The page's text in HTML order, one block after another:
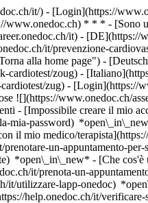
it/) - [Login](https://
www.onedoc.ch) * * * -
it) - [DE](https://
it/prevenzione-
alla home page") -
zoug) -
zug) - [Login](https://
![](https://www.onedoc.ch/
- [Impossibile creare il mio
mia-password)
il mio medico/
un-appuntamento-
*open\_in\_new* - [Che
it/prenota-un-
utilizzare-lapp-onedoc)
![Badge che indica un profilo verificato](https://www.onedoc.ch/assets/images/icons/checkmark.svg) [Medico generico](https://www.onedoc.ch/it/medico-generico/zugo) [Praxis Dr. med. Patrick Schur](https://www.onedoc.ch/it/studio-medico/zugo/e95k/praxis-dr-med-patrick-schur) Poststrasse 10 6300 Zugo ![Icona fotocamera con simbolo play che indica che il professionista offre videoconsulti](https://www.onedoc.ch/assets/images/icons/video-consultations.svg)Video-consulti disponibili ![Icona paziente con segno più che indica che il professionista accetta nuovi pazienti](https://www.onedoc.ch/assets/images/icons/new-patients.svg)Accetta nuovi pazienti [Prenota un appuntamento](https://www.onedoc.ch/it/medico-generico/zugo/pcq4p/dr-med-patrick-schur) Competenze: Prevenzione cardiovascolare | CardioCheck | CardioTest, [Ecografia addominale](https://www.onedoc.ch/it/ecografia-addominale/zugo), [Esame di idoneità alla guida LIVELLO 1](https://www.onedoc.ch/it/esame-di-idoneita-alla-guida-livello-1/zugo), [Esame di idoneità alla guida LIVELLO 2](https://www.onedoc.ch/it/esame-di-idoneita-alla-guida-livello-2/zugo), [Consigli di viaggio](https://www.onedoc.ch/it/consigli-di-viaggio/zugo), [Holter](https://www.onedoc.ch/it/holter/zugo), [Controllo annuale](https://www.onedoc.ch/it/controllo-annuale/zugo), [Asma](https://www.onedoc.ch/it/asma/zugo), [Broncopneumopatia cronica ostruttiva (BPCO)](https://www.onedoc.ch/it/broncopneumopatia-cronica-ostruttiva-bpco/zugo), [Consigli per la vaccinazione](https://www.onedoc.ch/it/consigli-per-la-vaccinazione/zugo)Vedi di più *chevron\_left* lun 03 ago